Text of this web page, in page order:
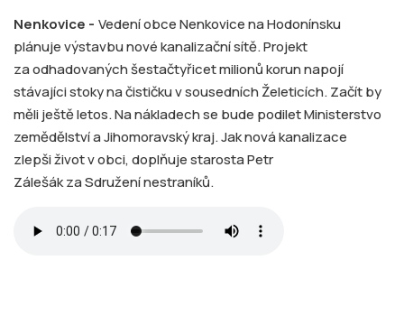
Nenkovice - Vedení obce Nenkovice na Hodonínsku
plánuje výstavbu nové kanalizační sítě. Projekt
za odhadovaných šestačtyřicet milionů korun napojí
stávajíci stoky na čističku v sousedních Želeticích. Začít by
měli ještě letos. Na nákladech se bude podilet Ministerstvo
zemědělství a Jihomoravský kraj. Jak nová kanalizace
zlepši život v obci, doplňuje starosta Petr
Zálešák za Sdružení nestraníků.